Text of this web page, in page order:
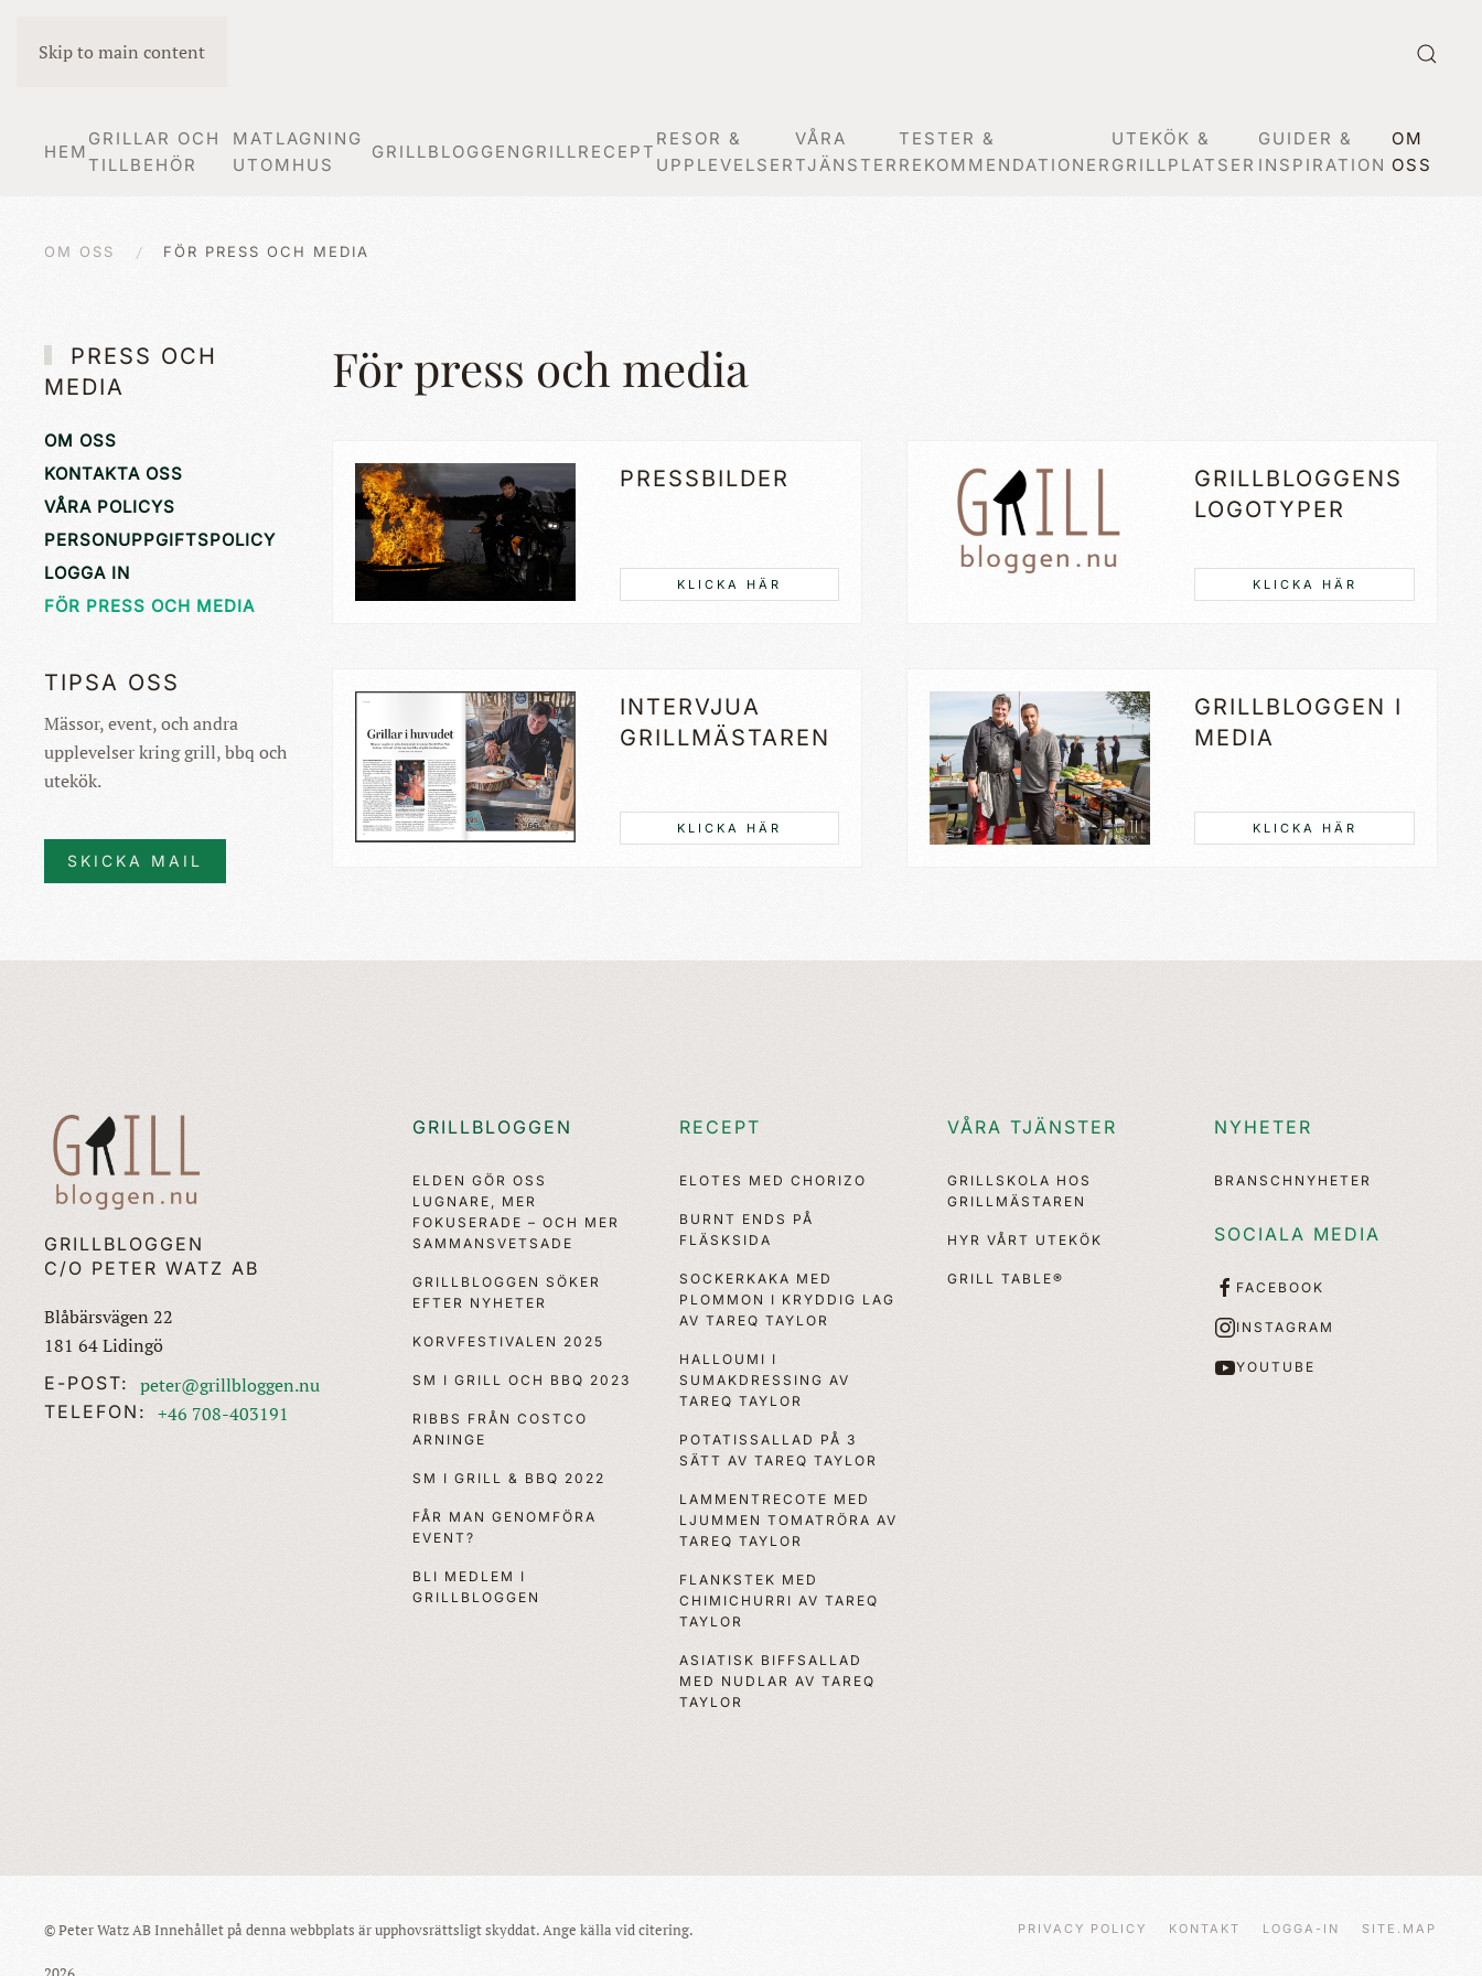
Skip to main content
HEM
GRILLAR OCH
TILLBEHÖR
MATLAGNING
UTOMHUS
GRILLBLOGGEN GRILLRECEPT
RESOR &
UPPLEVELSER
VÅRA
TJÄNSTER
TESTER &
REKOMMENDATIONER
UTEKÖK &
GRILLPLATSER
GUIDER &
INSPIRATION
OM
OSS
OM OSS FÖR PRESS OCH MEDIA
För press och media
PRESSBILDER
KLICKA HÄR
GRILLBLOGGENS
LOGOTYPER
KLICKA HÄR
INTERVJUA
GRILLMÄSTAREN
KLICKA HÄR
GRILLBLOGGEN I
MEDIA
KLICKA HÄR
PRESS OCH
MEDIA
OM OSS
KONTAKTA OSS
VÅRA POLICYS
PERSONUPPGIFTSPOLICY
LOGGA IN
FÖR PRESS OCH MEDIA
TIPSA OSS
Mässor, event, och andra
upplevelser kring grill, bbq och
utekök.
SKICKA MAIL
GRILLBLOGGEN
C/O PETER WATZ AB
Blåbärsvägen 22
181 64 Lidingö
E-POST: peter@grillbloggen.nu
TELEFON: +46 708-403191
GRILLBLOGGEN
ELDEN GÖR OSS
LUGNARE, MER
FOKUSERADE – OCH MER
SAMMANSVETSADE
GRILLBLOGGEN SÖKER
EFTER NYHETER
KORVFESTIVALEN 2025
SM I GRILL OCH BBQ 2023
RIBBS FRÅN COSTCO
ARNINGE
SM I GRILL & BBQ 2022
FÅR MAN GENOMFÖRA
EVENT?
BLI MEDLEM I
GRILLBLOGGEN
RECEPT
ELOTES MED CHORIZO
BURNT ENDS PÅ
FLÄSKSIDA
SOCKERKAKA MED
PLOMMON I KRYDDIG LAG
AV TAREQ TAYLOR
HALLOUMI I
SUMAKDRESSING AV
TAREQ TAYLOR
POTATISSALLAD PÅ 3
SÄTT AV TAREQ TAYLOR
LAMMENTRECOTE MED
LJUMMEN TOMATRÖRA AV
TAREQ TAYLOR
FLANKSTEK MED
CHIMICHURRI AV TAREQ
TAYLOR
ASIATISK BIFFSALLAD
MED NUDLAR AV TAREQ
TAYLOR
VÅRA TJÄNSTER
GRILLSKOLA HOS
GRILLMÄSTAREN
HYR VÅRT UTEKÖK
GRILL TABLE®
NYHETER
BRANSCHNYHETER
SOCIALA MEDIA
FACEBOOK
INSTAGRAM
YOUTUBE
© Peter Watz AB Innehållet på denna webbplats är upphovsrättsligt skyddat. Ange källa vid citering. PRIVACY POLICY KONTAKT LOGGA-IN SITE.MAP